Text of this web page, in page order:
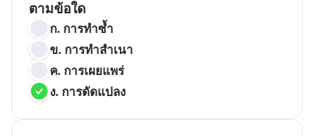
ก. การทำซ้ำ
ข. การทำสำเนา
ค. การเผยแพร่
ง. การดัดแปลง